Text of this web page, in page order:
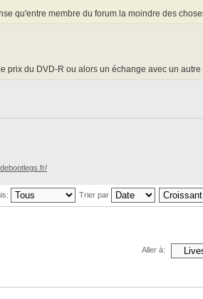
qu'entre membre du forum la moindre des
prix du DVD-R ou alors un échange avec un
Trier par
Aller à: